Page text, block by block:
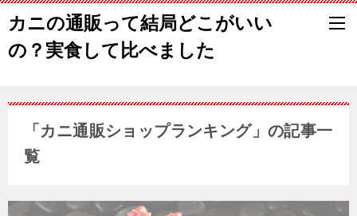
カニの通販って結局どこがいい
の？実食して比べました
「カニ通販ショップランキング」の記事一
覧